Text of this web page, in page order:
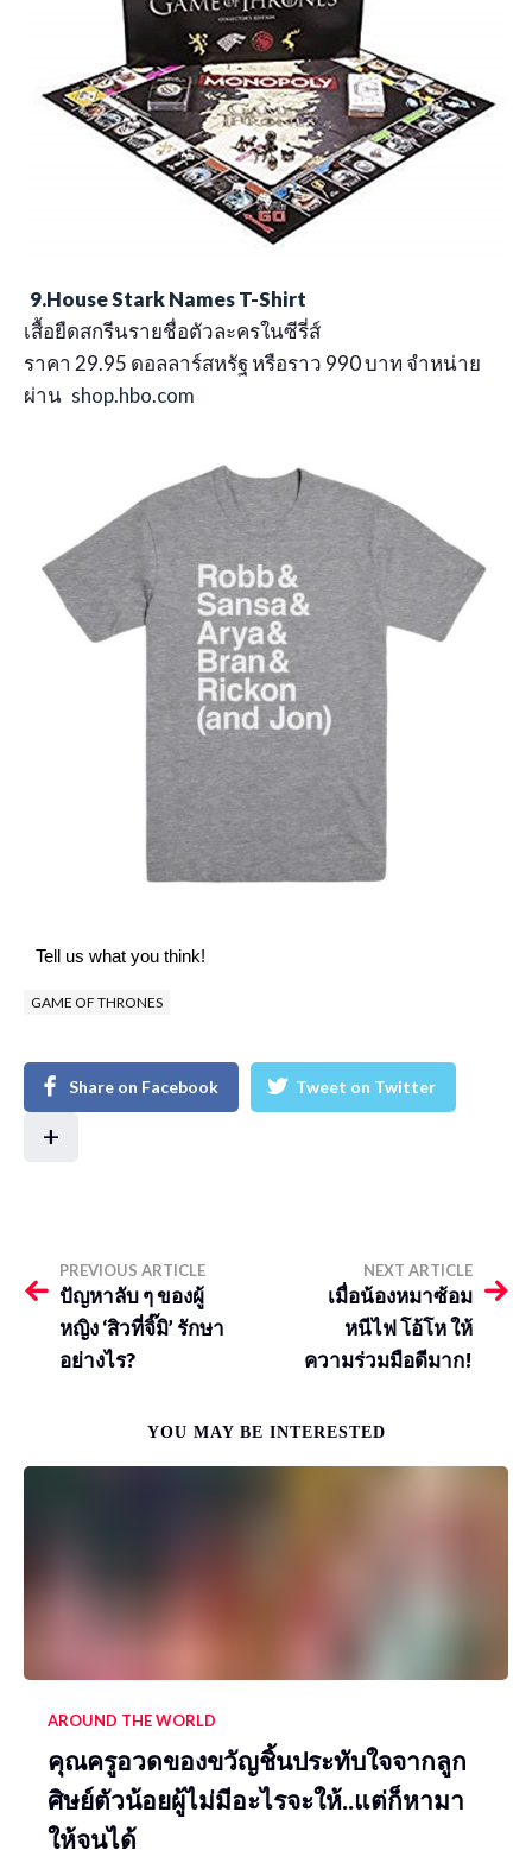
9.House Stark Names T-Shirt
เสื้อยืดสกรีนรายชื่อตัวละครในซีรี่ส์
ราคา 29.95 ดอลลาร์สหรัฐ หรือราว 990 บาท จำหน่าย
ผ่าน shop.hbo.com
Tell us what you think!
GAME OF THRONES
Share on Facebook Tweet on Twitter
+
PREVIOUS ARTICLE
ปัญหาลับ ๆ ของผู้
หญิง ‘สิวที่จิ๊มิ’ รักษา
อย่างไร?
NEXT ARTICLE
เมื่อน้องหมาซ้อม
หนีไฟ โอ้โห ให้
ความร่วมมือดีมาก!
YOU MAY BE INTERESTED
AROUND THE WORLD
คุณครูอวดของขวัญชิ้นประทับใจจากลูก
ศิษย์ตัวน้อยผู้ไม่มีอะไรจะให้..แต่ก็หามา
ให้จนได้